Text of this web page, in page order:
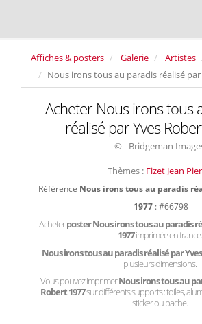
Affiches & posters Galerie Artistes
Nous irons tous au paradis réalisé par
Acheter Nous irons tous
réalisé par Yves
© - Bridgeman
Thèmes : Fizet Jean
Référence Nous irons tous au paradis
1977 : #66798
Acheterposter Nous irons tous au paradis
1977imprimée en france.
Nous irons tous au paradis réalisé par
plusieurs dimensions.
Vous pouvez imprimerNous irons tous au
Robert 1977sur différents supports : toiles,
sticker ou bache.